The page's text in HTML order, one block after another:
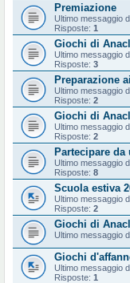
Premiazione
Ultimo messaggio
Risposte: 1
Giochi di
Ultimo messaggio
Risposte: 3
Preparazione
Ultimo messaggio
Risposte: 2
Giochi di
Ultimo messaggio
Risposte: 2
Partecipare
Ultimo messaggio
Risposte: 8
Scuola estiva
Ultimo messaggio
Risposte: 2
Giochi di
Ultimo messaggio
Giochi
Ultimo messaggio
Risposte: 1